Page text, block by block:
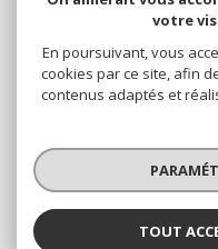
SE
Nos honoraires
Admin
Réalisé par :
votre
En poursuivant, vous
cookies par ce site, afin
contenus adaptés et
TOUT